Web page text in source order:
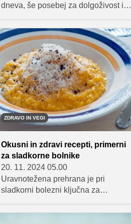
dneva, še posebej za dolgoživost in
jedo starostniki po svetu in katere
hranilno bogate jedi lahko
pripomorejo k dolgemu in zdravemu
življenju.
ZDRAVO IN VEGI
Okusni in zdravi recepti, primerni
za sladkorne bolnike
20. 11. 2024 05.00
Uravnotežena prehrana je pri
sladkorni bolezni ključna za
Za sladkorne bolnike je pomembno,